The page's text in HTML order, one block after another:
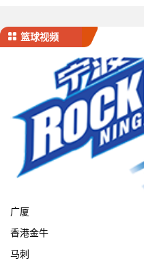
篮球视频
广厦
香港金牛
马刺